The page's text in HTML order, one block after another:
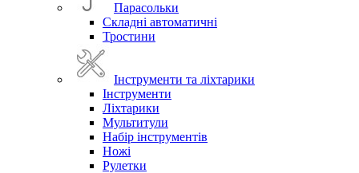
Парасольки
Складні автоматичні
Тростини
Інструменти та ліхтарики
Інструменти
Ліхтарики
Мультитули
Набір інструментів
Ножі
Рулетки